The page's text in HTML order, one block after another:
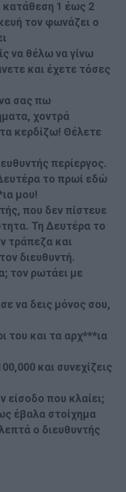
κατάθεση 1 έως 2
τον φωνάζει ο
να θέλω να γίνω
και έχετε τόσες
σας πω
χοντρά
κερδίζω! Θέλετε
περίεργος.
το πρωί εδώ
μου!
που δεν πίστευε
Τη Δευτέρα το
τράπεζα και
διευθυντή.
τον ρωτάει με
να δεις μόνος σου,
του και τα αρχ***ια
και συνεχίζεις
είσοδο που κλαίει;
έβαλα στοίχημα
ο διευθυντής